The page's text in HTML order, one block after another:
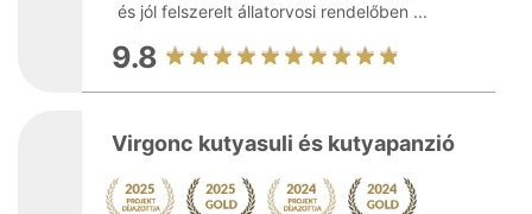
és jól felszerelt állatorvosi rendelőben ...
9.8
Virgonc kutyasuli és kutyapanzió